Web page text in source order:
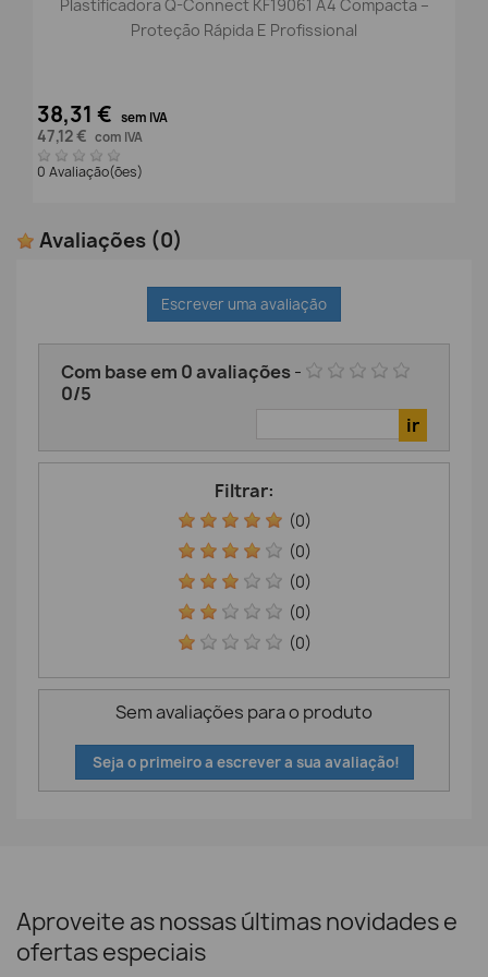
Plastificadora Q-Connect KF19061 A4 Compacta –
Proteção Rápida E Profissional
38,31 € sem IVA
47,12 € com IVA
0 Avaliação(ões)
Avaliações (0)
Escrever uma avaliação
Com base em 0avaliações-
0/5
Filtrar:
(0)
(0)
(0)
(0)
(0)
Sem avaliações para o produto
Seja o primeiro a escrever a sua avaliação!
Aproveite as nossas últimas novidades e
ofertas especiais